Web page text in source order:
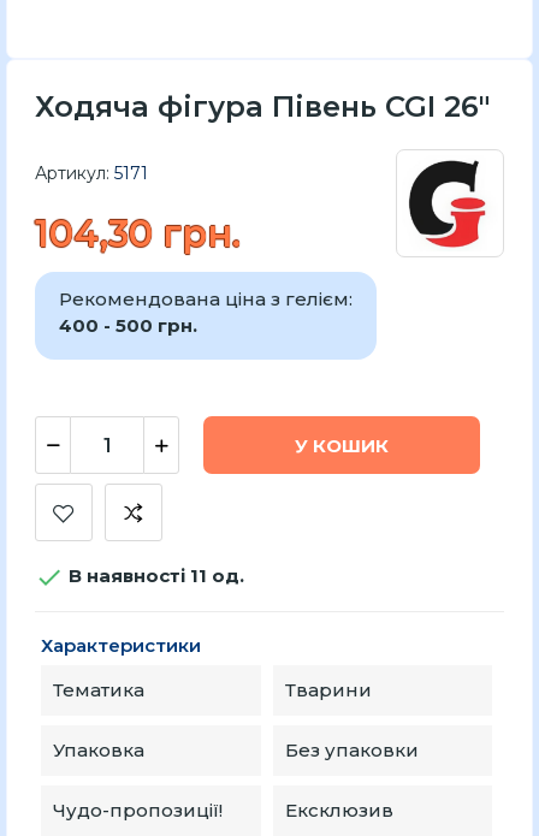
Ходяча фігура Півень CGI 26"
Артикул: 5171
104,30 грн.
Рекомендована ціна з гелієм:
400 - 500 грн.
У КОШИК
 В наявності 11 од.
Характеристики
Тематика
Тварини
Упаковка Без упаковки
Чудо-пропозиції! Ексклюзив